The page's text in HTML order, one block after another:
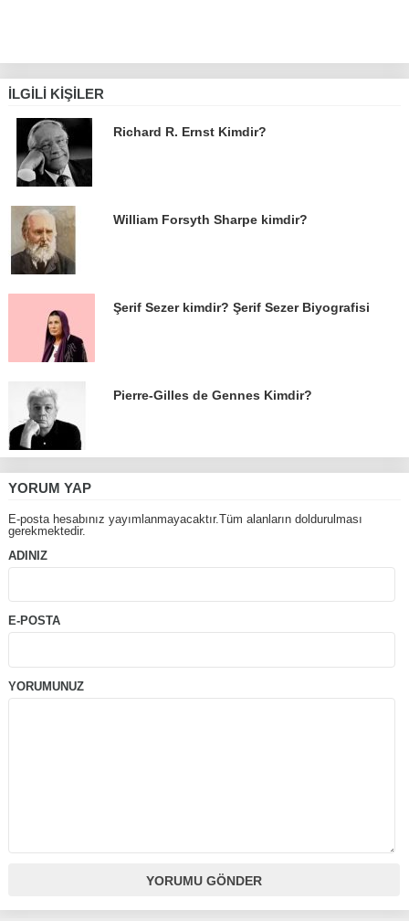
İLGILI KIŞILER
Richard R. Ernst Kimdir?
William Forsyth Sharpe kimdir?
Şerif Sezer kimdir? Şerif Sezer Biyografisi
Pierre-Gilles de Gennes Kimdir?
YORUM YAP
E-posta hesabınız yayımlanmayacaktır.Tüm alanların doldurulması
gerekmektedir.
ADINIZ
E-POSTA
YORUMUNUZ